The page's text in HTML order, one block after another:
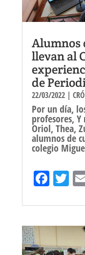
Alumnos
llevan al
de
22/03/2022|
Por un día,
profesores,
Oriol, Thea,
alumnos de
colegio
Fa
bo
ok
T
tt
er